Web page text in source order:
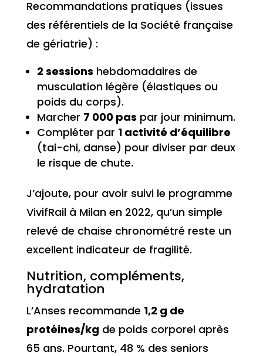
Recommandations pratiques (issues
des référentiels de la Société française
de gériatrie) :
2 sessions hebdomadaires de
musculation légère (élastiques ou
poids du corps).
Marcher 7 000 pas par jour minimum.
Compléter par 1 activité d’équilibre
(tai-chi, danse) pour diviser par deux
le risque de chute.
J’ajoute, pour avoir suivi le programme
VivifRail à Milan en 2022, qu’un simple
relevé de chaise chronométré reste un
excellent indicateur de fragilité.
Nutrition, compléments,
hydratation
L’Anses recommande 1,2 g de
protéines/kg de poids corporel après
65 ans. Pourtant, 48 % des seniors